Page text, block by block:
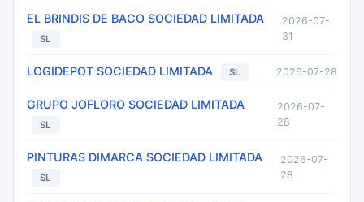
EL BRINDIS DE BACO SOCIEDAD LIMITADA
SL
2026-07-
31
LOGIDEPOT SOCIEDAD LIMITADA SL 2026-07-28
GRUPO JOFLORO SOCIEDAD LIMITADA
SL
2026-07-
28
PINTURAS DIMARCA SOCIEDAD LIMITADA
SL
2026-07-
28